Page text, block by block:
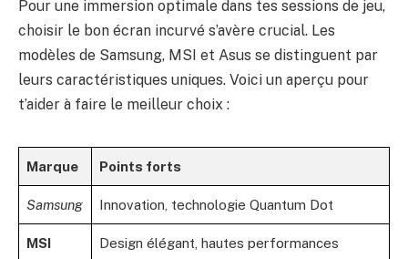
Pour une immersion optimale dans tes sessions de jeu,
choisir le bon écran incurvé s’avère crucial. Les
modèles de Samsung, MSI et Asus se distinguent par
leurs caractéristiques uniques. Voici un aperçu pour
t’aider à faire le meilleur choix :
Marque Points forts
Samsung Innovation, technologie Quantum Dot
MSI Design élégant, hautes performances